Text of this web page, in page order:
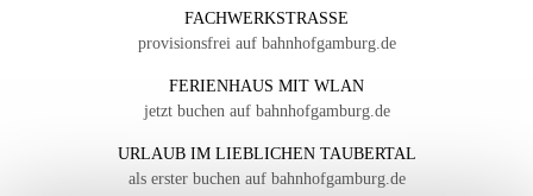
FACHWERKSTRASSE
provisionsfrei auf bahnhofgamburg.de
FERIENHAUS MIT WLAN
jetzt buchen auf bahnhofgamburg.de
URLAUB IM LIEBLICHEN TAUBERTAL
als erster buchen auf bahnhofgamburg.de